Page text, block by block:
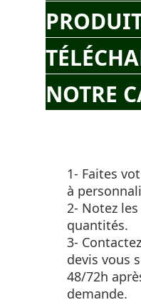
NOTRE
1- Faites
à
2- Notez
quantités.
3-
devis vous
48/72h
demande.